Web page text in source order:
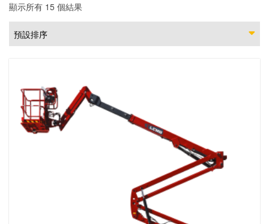
顯示所有 15 個結果
預設排序